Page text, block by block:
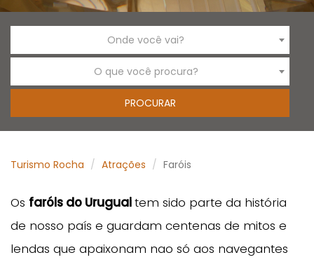
Onde você vai?
O que você procura?
Turismo Rocha Atrações Faróis
Os faróis do Uruguaitem sido parte da história
de nosso país e guardam centenas de mitos e
lendas que apaixonam nao só aos navegantes